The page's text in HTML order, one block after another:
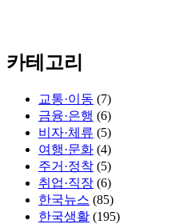
카테고리
교통·이동 (7)
금융·은행 (6)
비자·체류 (5)
여행·문화 (4)
주거·정착 (5)
취업·직장 (6)
한국뉴스 (85)
한국생활 (195)